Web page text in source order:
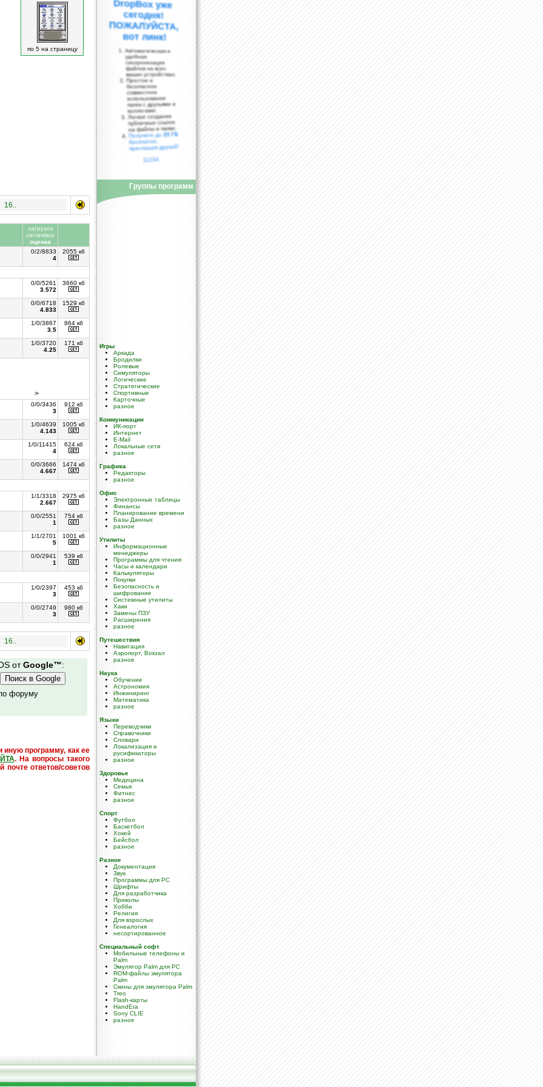
по 5 на страницу
16..
загрузок
сег/вч/все
оценка
0/2/8833
4
2055 кб
0/0/5261
3.572
3660 кб
0/0/6718
4.833
1529 кб
1/0/3867
3.5
864 кб
1/0/3720
4.25
171 кб
>
0/0/3436
3
912 кб
1/0/4639
4.143
1005 кб
1/0/11415
4
624 кб
0/0/3666
4.667
1474 кб
1/1/3318
2.667
2975 кб
0/0/2551
1
754 кб
1/1/2701
5
1001 кб
0/0/2941
1
539 кб
1/0/2397
3
453 кб
0/0/2749
3
980 кб
16..
отGoogle™:
форуму
иную программу, как ее
. На вопросы такого
почте ответов/советов
вот линк!
Автоматическая и
удобная
синхронизация
файлов на всех
ваших устройствах;
Простое и
безопасное
совместное
использование
папок с друзьями и
коллегами;
Легкое создание
публичных ссылок
на файлы и папки;
Получите до25 ГБ
бесплатно,
приглашая друзей!
11234
Группы программ
Игры
Аркада
Бродилки
Ролевые
Симуляторы
Логические
Стратегические
Спортивные
Карточные
разное
Коммуникации
ИК-порт
Интернет
E-Mail
Локальные сети
разное
Графика
Редакторы
разное
Офис
Электронные таблицы
Финансы
Планирование времени
Базы Данных
разное
Утилиты
Информационные
менеджеры
Программы для чтения
Часы и календари
Калькуляторы
Покупки
Безопасность и
шифрование
Системные утилиты
Хаки
Замены ПЗУ
Расширения
разное
Путешествия
Навигация
Аэропорт, Вокзал
разное
Наука
Обучение
Астрономия
Инжиниринг
Математика
разное
Языки
Переводчики
Справочники
Словари
Локализация и
русификаторы
разное
Здоровье
Медицина
Семья
Фитнес
разное
Спорт
Футбол
Баскетбол
Хокей
Бейсбол
разное
Разное
Документация
Звук
Программы для PC
Шрифты
Для разработчика
Приколы
Хобби
Религия
Для взрослых
Генеалогия
несортированное
Специальный софт
Мобильные телефоны и
Palm
Эмулятор Palm для PC
ROM-файлы эмулятора
Palm
Скины для эмулятора Palm
Treo
Flash-карты
HandEra
Sony CLIE
разное